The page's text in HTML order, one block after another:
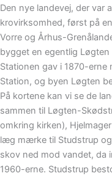
Den nye landevej, der var
krovirksomhed, først på
Vorre og Århus-
bygget en egentlig Løgten
Stationen gav i 1870-
Station, og byen Løgten
På kortene kan vi se de
sammen til Løgten-
omkring kirken),
læg mærke til Studstrup
skov ned mod vandet, da
1960-erne. Studstrup